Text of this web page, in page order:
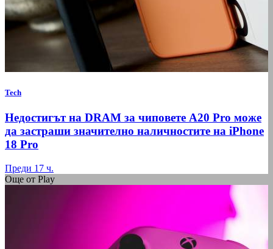
Tech
Недостигът на DRAM за чиповете A20 Pro може
да застраши значително наличностите на iPhone
18 Pro
Преди 17 ч.
Още от Play